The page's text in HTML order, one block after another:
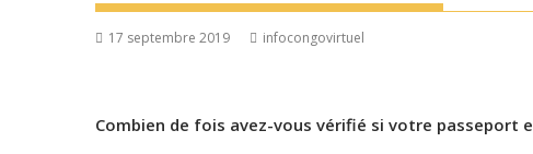
17 septembre 2019 infocongovirtuel
Combien de fois avez-vous vérifié si votre passeport